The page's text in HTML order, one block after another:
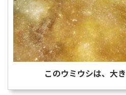
このウミウシは、大